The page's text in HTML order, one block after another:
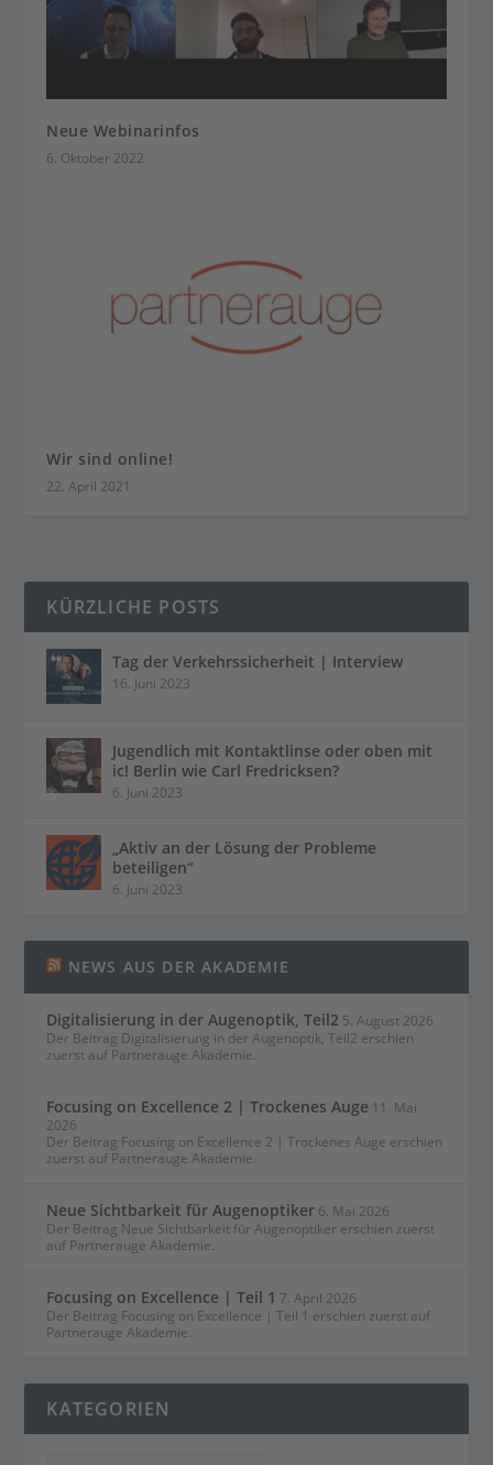
Neue Webinarinfos
6. Oktober 2022
Wir sind online!
22. April 2021
KÜRZLICHE POSTS
Tag der Verkehrssicherheit | Interview
16. Juni 2023
Jugendlich mit Kontaktlinse oder oben mit
ic! Berlin wie Carl Fredricksen?
6. Juni 2023
„Aktiv an der Lösung der Probleme
beteiligen“
6. Juni 2023
NEWS AUS DER AKADEMIE
Digitalisierung in der Augenoptik, Teil2 5. August 2026
Der Beitrag Digitalisierung in der Augenoptik, Teil2 erschien
zuerst auf Partnerauge Akademie.
Focusing on Excellence 2 | Trockenes Auge 11. Mai
2026
Der Beitrag Focusing on Excellence 2 | Trockenes Auge erschien
zuerst auf Partnerauge Akademie.
Neue Sichtbarkeit für Augenoptiker 6. Mai 2026
Der Beitrag Neue Sichtbarkeit für Augenoptiker erschien zuerst
auf Partnerauge Akademie.
Focusing on Excellence | Teil 1 7. April 2026
Der Beitrag Focusing on Excellence | Teil 1 erschien zuerst auf
Partnerauge Akademie.
KATEGORIEN